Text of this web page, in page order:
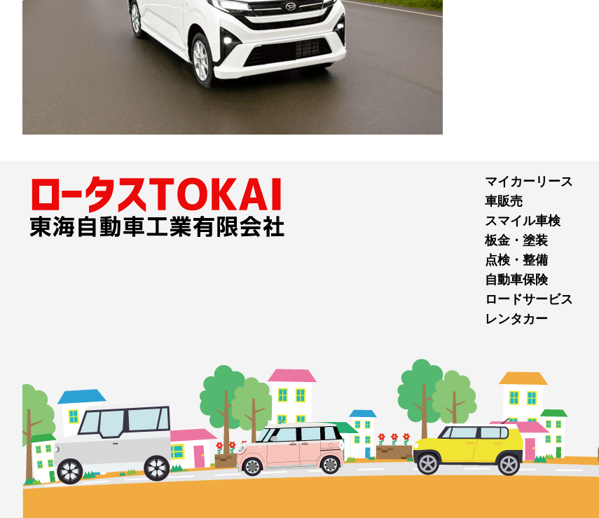
マイカーリース
車販売
スマイル車検
板金・塗装
点検・整備
自動車保険
ロードサービス
レンタカー